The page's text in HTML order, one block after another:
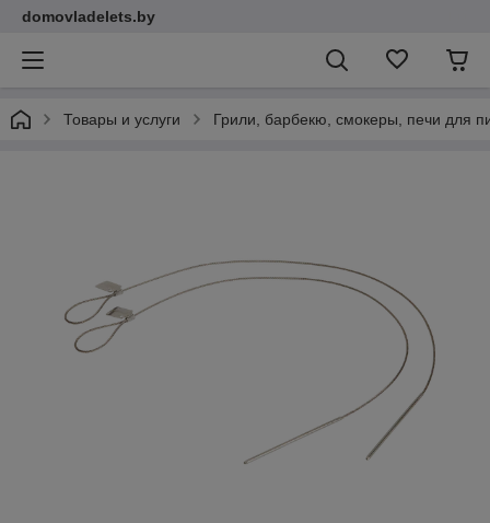
domovladelets.by
Товары и услуги Грили, барбекю, смокеры, печи для